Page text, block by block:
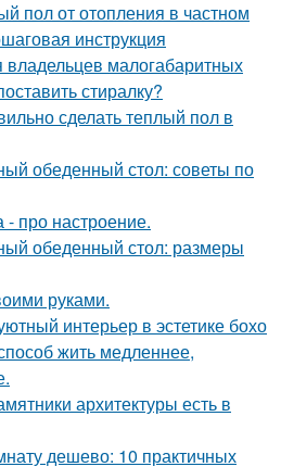
пол от отопления в частном
инструкция
малогабаритных
стиралку?
сделать теплый пол в
обеденный стол: советы по
- про настроение.
обеденный стол: размеры
руками.
интерьер в эстетике бохо
жить медленнее,
архитектуры есть в
дешево: 10 практичных